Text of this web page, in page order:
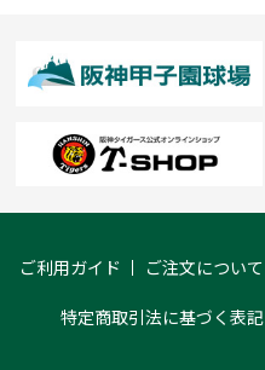
ご利用ガイド ご注文について
特定商取引法に基づく表記